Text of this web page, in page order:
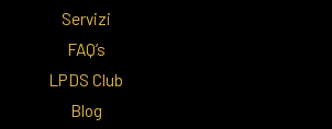
Servizi
FAQ’s
LPDS Club
Blog